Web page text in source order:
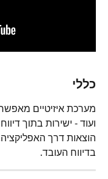
כללי
מערכת איזיטיים
ועוד - ישירות בתוך
הוצאות דרך האפליקציה,
בדיווח העובד.